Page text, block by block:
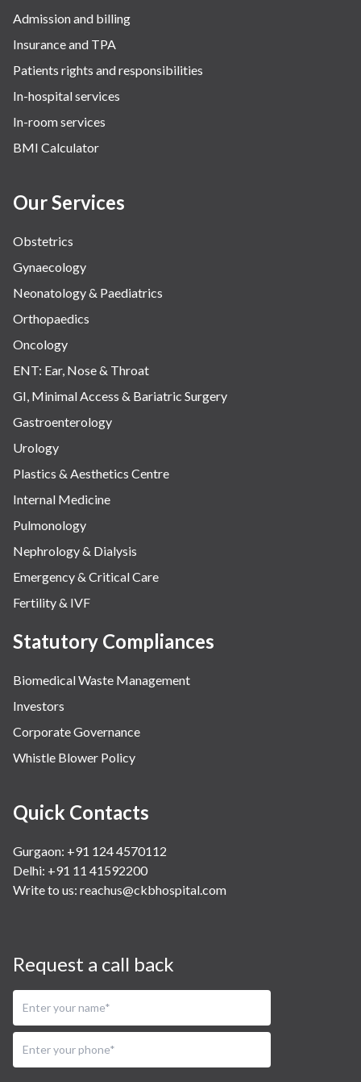
Admission and billing
Insurance and TPA
Patients rights and responsibilities
In-hospital services
In-room services
BMI Calculator
Our Services
Obstetrics
Gynaecology
Neonatology & Paediatrics
Orthopaedics
Oncology
ENT: Ear, Nose & Throat
GI, Minimal Access & Bariatric Surgery
Gastroenterology
Urology
Plastics & Aesthetics Centre
Internal Medicine
Pulmonology
Nephrology & Dialysis
Emergency & Critical Care
Fertility & IVF
Statutory Compliances
Biomedical Waste Management
Investors
Corporate Governance
Whistle Blower Policy
Quick Contacts
Gurgaon: +91 124 4570112
Delhi: +91 11 41592200
Write to us: reachus@ckbhospital.com
Request a call back